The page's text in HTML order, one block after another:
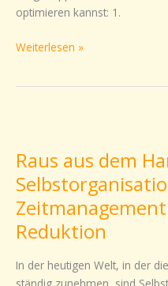
optimieren kannst: 1.
Weiterlesen »
Raus aus dem
Reduktion
In der heutigen Welt, in der
dem
Hamsterrad
mit
Selbstorganisation
und
Die